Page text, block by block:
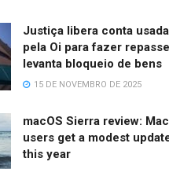
Justiça libera conta usada
pela Oi para fazer
levanta bloqueio de bens
15 DE NOVEMBRO DE 2025
macOS Sierra review: Mac
users get a modest
this year